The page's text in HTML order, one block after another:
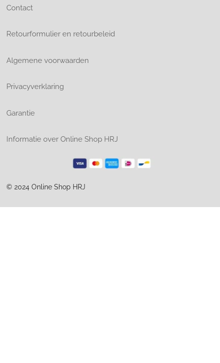
Contact
Retourformulier en retourbeleid
Algemene voorwaarden
Privacyverklaring
Garantie
Informatie over Online Shop HRJ
© 2024 Online Shop HRJ